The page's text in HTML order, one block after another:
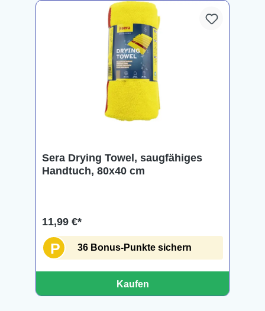
Sera Drying Towel, saugfähiges
Handtuch, 80x40 cm
11,99 €*
P 36 Bonus-Punkte sichern
Kaufen